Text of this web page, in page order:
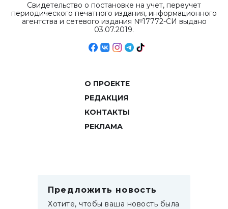
Свидетельство о постановке на учет, переучет
периодического печатного издания, информационного
агентства и сетевого издания №17772-СИ выдано
03.07.2019.
О ПРОЕКТЕ
РЕДАКЦИЯ
КОНТАКТЫ
РЕКЛАМА
Предложить новость
Хотите, чтобы ваша новость была